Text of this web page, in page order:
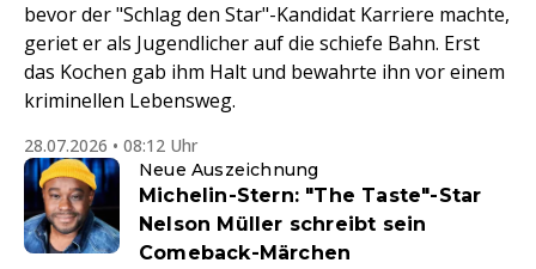
bevor der "Schlag den Star"-Kandidat Karriere machte,
geriet er als Jugendlicher auf die schiefe Bahn. Erst
das Kochen gab ihm Halt und bewahrte ihn vor einem
kriminellen Lebensweg.
28.07.2026 • 08:12 Uhr
Neue Auszeichnung
Michelin-Stern: "The Taste"-Star
Nelson Müller schreibt sein
Comeback-Märchen